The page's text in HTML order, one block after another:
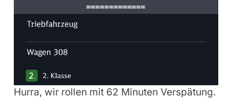
Hurra, wir rollen mit 62 Minuten Verspätung.